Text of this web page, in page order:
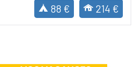
88 € 214 €